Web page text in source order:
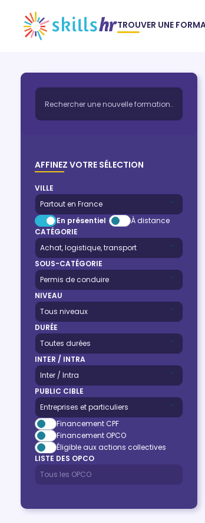
TROUVER UNE
AFFINEZ VOTRE SÉLECTION
VILLE
En présentiel
À distance
CATÉGORIE
SOUS-CATÉGORIE
NIVEAU
DURÉE
INTER / INTRA
PUBLIC CIBLE
Financement CPF
Financement OPCO
Éligible aux actions collectives
LISTE DES OPCO